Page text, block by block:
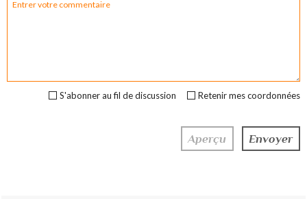
Retenir mes coordonnées
S'abonner au fil de discussion